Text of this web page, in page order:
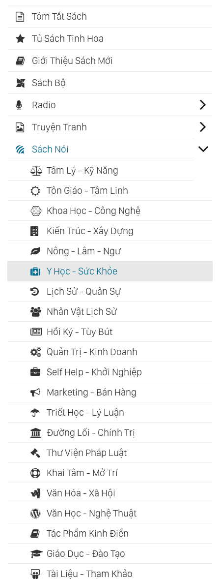
Tóm Tắt Sách
Tủ Sách Tinh Hoa
Giới Thiệu Sách Mới
Sách Bộ
Radio
Truyện Tranh
Sách Nói
Tâm Lý - Kỹ Năng
Tôn Giáo - Tâm Linh
Khoa Học - Công Nghệ
Kiến Trúc - Xây Dựng
Nông - Lâm - Ngư
Y Học - Sức Khỏe
Lịch Sử - Quân Sự
Nhân Vật Lịch Sử
Hồi Ký - Tùy Bút
Quản Trị - Kinh Doanh
Self Help - Khởi Nghiệp
Marketing - Bán Hàng
Triết Học - Lý Luận
Đường Lối - Chính Trị
Thư Viện Pháp Luật
Khai Tâm - Mở Trí
Văn Hóa - Xã Hội
Văn Học - Nghệ Thuật
Tác Phẩm Kinh Điển
Giáo Dục - Đào Tạo
Tài Liệu - Tham Khảo